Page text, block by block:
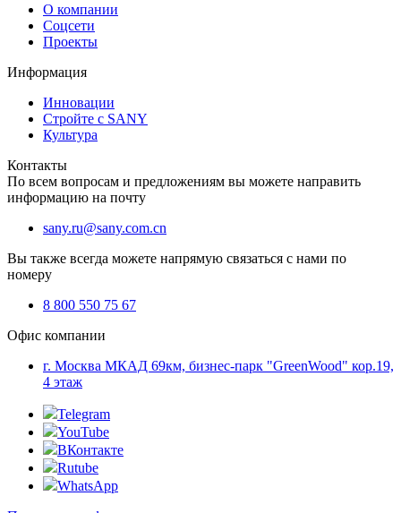
О компании
Соцсети
Проекты
Информация
Инновации
Стройте с SANY
Культура
Контакты
По всем вопросам и предложениям вы можете направить
информацию на почту
sany.ru@sany.com.cn
Вы также всегда можете напрямую связаться с нами по
номеру
8 800 550 75 67
Офис компании
г. Москва МКАД 69км, бизнес-парк "GreenWood" кор.19,
4 этаж
Telegram
YouTube
ВКонтакте
Rutube
WhatsApp